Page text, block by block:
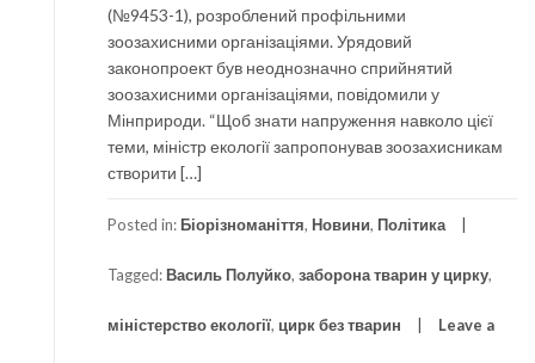
(№9453-1), розроблений профільними
зоозахисними організаціями. Урядовий
законопроект був неоднозначно сприйнятий
зоозахисними організаціями, повідомили у
Мінприроди. “Щоб знати напруження навколо цієї
теми, міністр екології запропонував зоозахисникам
створити […]
Posted in: Біорізноманіття, Новини, Політика
Tagged: Василь Полуйко, заборона тварин у цирку,
міністерство екології, цирк без тварин Leave a